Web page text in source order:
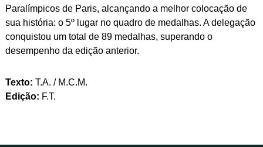
Paralímpicos de Paris, alcançando a melhor colocação de
sua história: o 5º lugar no quadro de medalhas. A delegação
conquistou um total de 89 medalhas, superando o
desempenho da edição anterior.
Texto: T.A. / M.C.M.
Edição: F.T.